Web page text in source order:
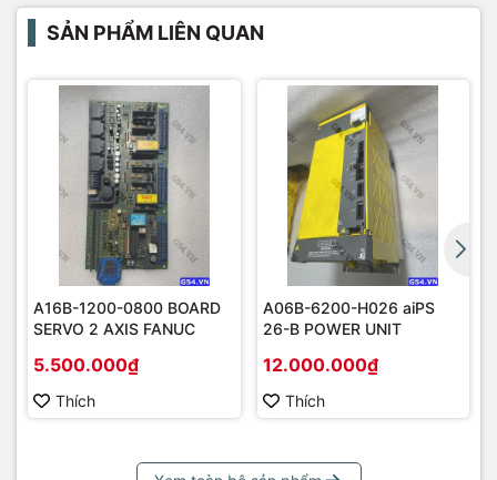
SẢN PHẨM LIÊN QUAN
A16B-1200-0800 BOARD
SERVO 2 AXIS FANUC
5.500.000₫
Thích
A06B-6200-H026 aiPS
26-B POWER UNIT
12.000.000₫
Thích